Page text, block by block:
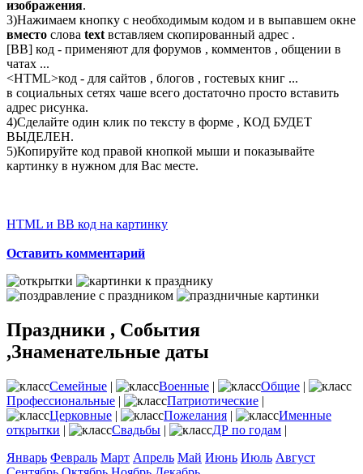
изображения.
3)Нажимаем кнопку с необходимым кодом и в выпавшем окне
вместо слова textвставляем скопированный адрес .
[BB] код - применяют для форумов , комментов , общении в
чатах ...
<HTML>код - для сайтов , блогов , гостевых книг ...
в социальных сетях чаше всего достаточно просто вставить
адрес рисунка.
4)Сделайте один клик по тексту в форме , КОД БУДЕТ
ВЫДЕЛЕН.
5)Копируйте код правой кнопкой мыши и показывайте
картинку в нужном для Вас месте.
HTML и BB код на картинку
Оставить комментарий
Праздники , События
,Знаменательные даты
Семейные | Военные | Общие |
Профессиональные | Патриотические |
Церковные | Пожелания |
Именные
открытки | Свадьбы | ДР по годам |
Январь Февраль Март Апрель Май Июнь Июль Август